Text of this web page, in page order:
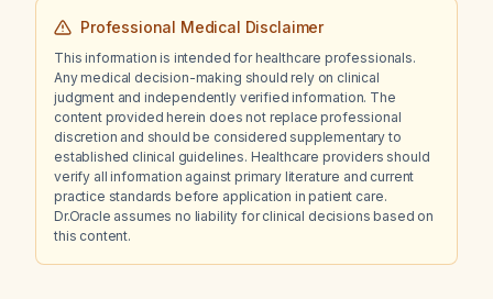
Professional Medical Disclaimer
This information is intended for healthcare professionals.
Any medical decision-making should rely on clinical
judgment and independently verified information. The
content provided herein does not replace professional
discretion and should be considered supplementary to
established clinical guidelines. Healthcare providers should
verify all information against primary literature and current
practice standards before application in patient care.
Dr.Oracle assumes no liability for clinical decisions based on
this content.